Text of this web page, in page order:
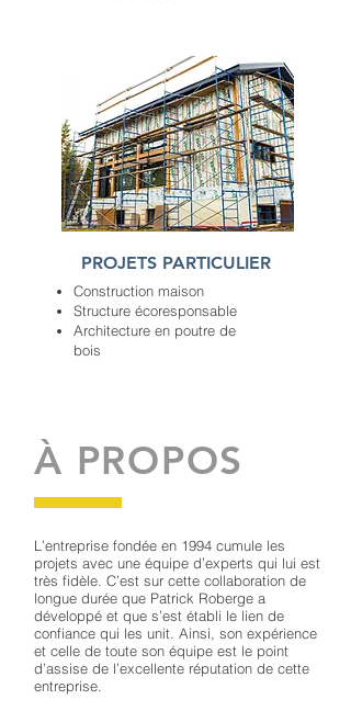
À PROPOS
L’entreprise fondée en 1994 cumule les
projets avec une équipe d’experts qui lui est
très fidèle. C’est sur cette collaboration de
longue durée que Patrick Roberge a
développé et que s’est établi le lien de
confiance qui les unit. Ainsi, son expérience
et celle de toute son équipe est le point
d’assise de l’excellente réputation de cette
entreprise.
PROJETS PARTICULIER
Construction maison
Structure écoresponsable
Architecture en poutre de
bois